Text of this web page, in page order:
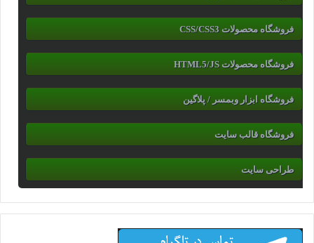
فروشگاه محصولات CSS/CSS3
فروشگاه محصولات HTML5/JS
فروشگاه ابزار وبمسر / پلاگین
فروشگاه قالب سایت
طراحی سایت